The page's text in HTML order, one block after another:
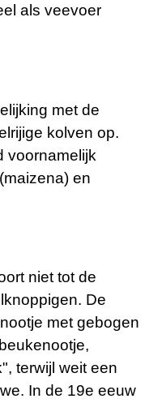
als veevoer
met de
kolven op.
voornamelijk
en
niet tot de
De
met gebogen
terwijl weit een
In de 19e eeuw